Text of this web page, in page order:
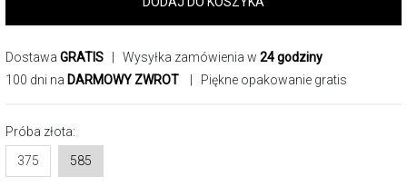
Dostawa GRATIS | Wysyłka zamówienia w 24 godziny
100 dni na DARMOWY ZWROT | Piękne opakowanie gratis
Próba złota:
375
585